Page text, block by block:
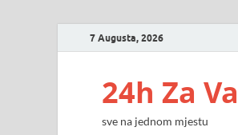
7 Augusta, 2026
24h Za
sve na jednom mjestu